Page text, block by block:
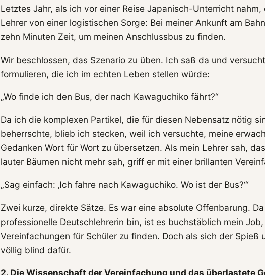
Letztes Jahr, als ich vor einer Reise Japanisch-Unterricht nahm,
Lehrer von einer logistischen Sorge: Bei meiner Ankunft am
zehn Minuten Zeit, um meinen Anschlussbus zu finden.
Wir beschlossen, das Szenario zu üben. Ich saß da und
formulieren, die ich im echten Leben stellen würde:
„Wo finde ich den Bus, der nach Kawaguchiko fährt?“
Da ich die komplexen Partikel, die für diesen Nebensatz nötig
beherrschte, blieb ich stecken, weil ich versuchte, meine
Gedanken Wort für Wort zu übersetzen. Als mein Lehrer sah,
lauter Bäumen nicht mehr sah, griff er mit einer brillanten
„Sag einfach: ‚Ich fahre nach Kawaguchiko. Wo ist der Bus?‘“
Zwei kurze, direkte Sätze. Es war eine absolute Offenbarung.
professionelle Deutschlehrerin bin, ist es buchstäblich mein
Vereinfachungen für Schüler zu finden. Doch als sich der Spieß
völlig blind dafür.
2. Die Wissenschaft der Vereinfachung und das überlastete